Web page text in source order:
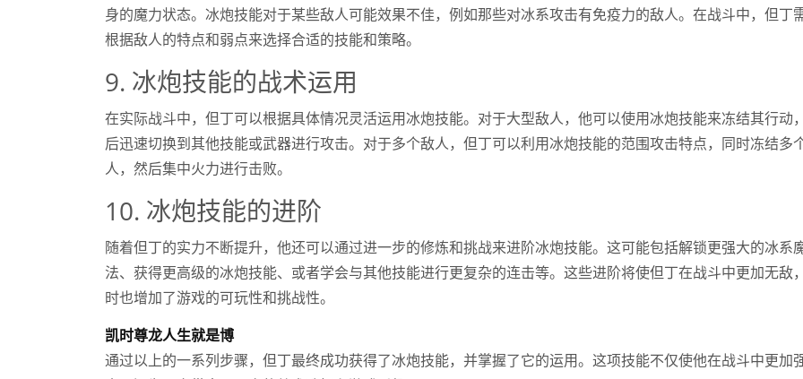
身的魔力状态。冰炮技能对于某些敌人可能效果不佳，例如那些对冰系攻击有免疫力的敌人。在战斗中，但丁
根据敌人的特点和弱点来选择合适的技能和策略。
9. 冰炮技能的战术运用
在实际战斗中，但丁可以根据具体情况灵活运用冰炮技能。对于大型敌人，他可以使用冰炮技能来冻结其行动
后迅速切换到其他技能或武器进行攻击。对于多个敌人，但丁可以利用冰炮技能的范围攻击特点，同时冻结多
人，然后集中火力进行击败。
10. 冰炮技能的进阶
随着但丁的实力不断提升，他还可以通过进一步的修炼和挑战来进阶冰炮技能。这可能包括解锁更强大的冰系
法、获得更高级的冰炮技能、或者学会与其他技能进行更复杂的连击等。这些进阶将使但丁在战斗中更加无敌
时也增加了游戏的可玩性和挑战性。
凯时尊龙人生就是博
通过以上的一系列步骤，但丁最终成功获得了冰炮技能，并掌握了它的运用。这项技能不仅使他在战斗中更加